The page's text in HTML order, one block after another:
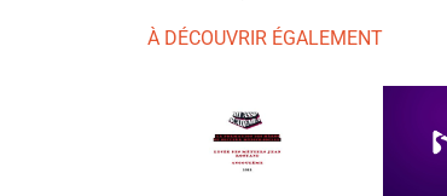
À DÉCOUVRIR ÉGALEMENT